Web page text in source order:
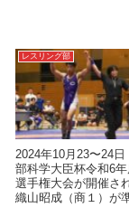
レスリング部
2024年10月23〜24
部科学大臣杯令和6
選手権大会が開催さ
織山昭成（商１）が